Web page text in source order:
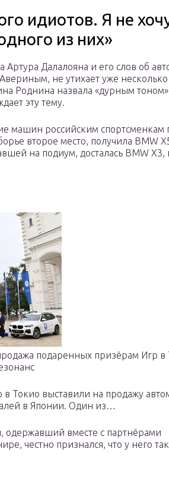
идиотов. Я не
из них»
Далалояна и его слов об
не утихает уже
Роднина назвала «дурным
эту тему.
машин российским спортсменкам
второе место, получила BMW
на подиум, досталась BMW X3,
подаренных призёрам Игр в
Токио выставили на продажу
в Японии. Один из…
одержавший вместе с партнёрами
честно признался, что у него